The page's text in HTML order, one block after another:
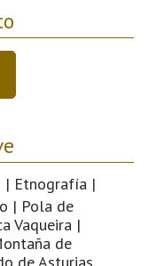
| Etnografía |
| Pola de
Vaqueira |
de
de Asturias